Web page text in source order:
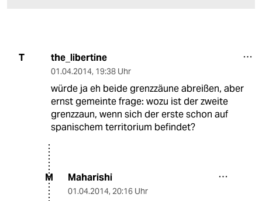
T the_libertine
01.04.2014, 19:38 Uhr
würde ja eh beide grenzzäune abreißen, aber
ernst gemeinte frage: wozu ist der zweite
grenzzaun, wenn sich der erste schon auf
spanischem territorium befindet?
M Maharishi
01.04.2014, 20:16 Uhr